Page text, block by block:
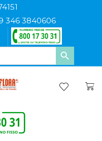
346 3840606